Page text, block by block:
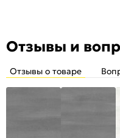
Отзывы и
Отзывы о товаре